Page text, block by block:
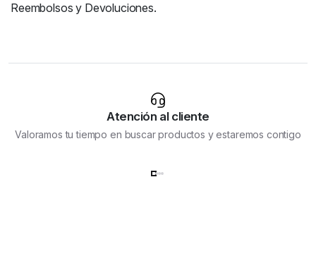
Reembolsos y Devoluciones.
Atención al cliente
Valoramos tu tiempo en buscar productos y estaremos contigo